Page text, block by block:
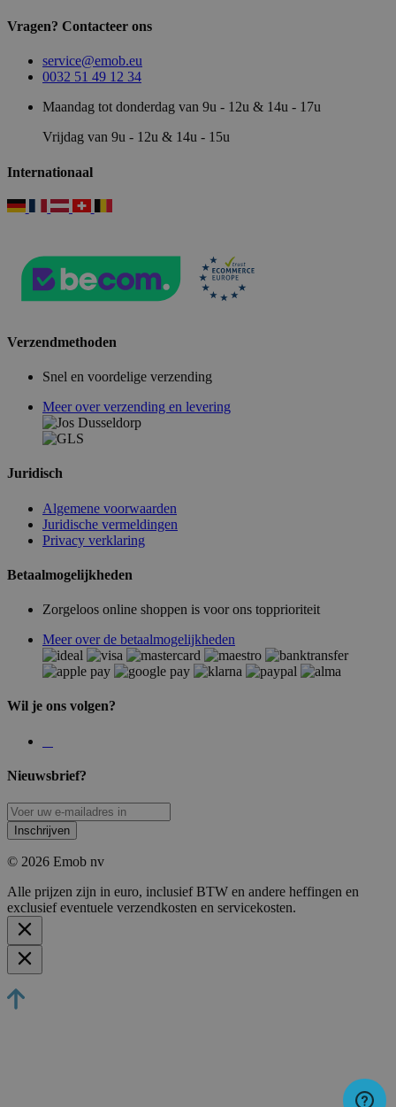
Vragen? Contacteer ons
service@emob.eu
0032 51 49 12 34
Maandag tot donderdag van 9u - 12u & 14u - 17u
Vrijdag van 9u - 12u & 14u - 15u
Internationaal
Verzendmethoden
Snel en voordelige verzending
Meer over verzending en levering
Juridisch
Algemene voorwaarden
Juridische vermeldingen
Privacy verklaring
Betaalmogelijkheden
Zorgeloos online shoppen is voor ons topprioriteit
Meer over de betaalmogelijkheden
Wil je ons volgen?
Nieuwsbrief?
Inschrijven
© 2026 Emob nv
Alle prijzen zijn in euro, inclusief BTW en andere heffingen en
exclusief eventuele verzendkosten en servicekosten.